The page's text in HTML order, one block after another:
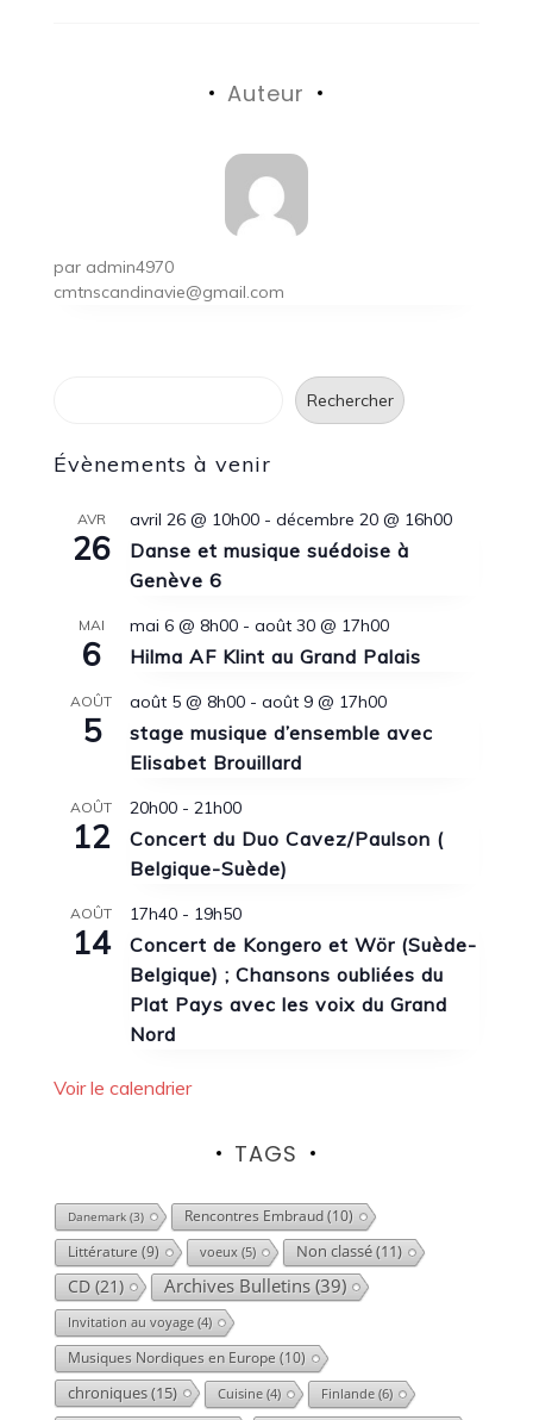
Auteur
par admin4970
cmtnscandinavie@gmail.com
Rechercher
Évènements à venir
AVR
26
avril 26 @ 10h00- décembre 20 @ 16h00
Danse et musique suédoise à
Genève 6
MAI
6
mai 6 @ 8h00- août 30 @ 17h00
Hilma AF Klint au Grand Palais
AOÛT
5
août 5 @ 8h00- août 9 @ 17h00
stage musique d’ensemble avec
Elisabet Brouillard
AOÛT
12
20h00- 21h00
Concert du Duo Cavez/Paulson (
Belgique-Suède)
AOÛT
14
17h40- 19h50
Concert de Kongero et Wör (Suède-
Belgique) ; Chansons oubliées du
Plat Pays avec les voix du Grand
Nord
Voir le calendrier
TAGS
Danemark(3) Rencontres Embraud(10)
Littérature (9) voeux(5) Non classé(11)
CD(21) Archives Bulletins(39)
Invitation au voyage(4)
Musiques Nordiques en Europe (10)
chroniques(15) Cuisine(4) Finlande(6)